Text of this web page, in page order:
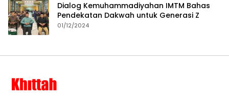
Dialog Kemuhammadiyahan IMTM Bahas
Pendekatan Dakwah untuk Generasi Z
01/12/2024